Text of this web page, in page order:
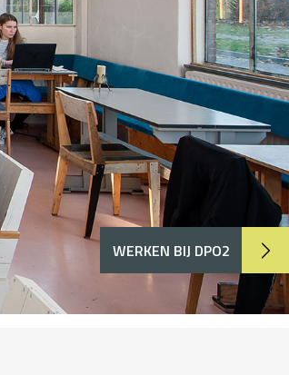
WERKEN BIJ DPO2